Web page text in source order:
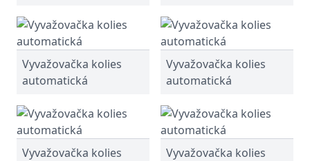
Vyvažovačka kolies
automatická
Vyvažovačka kolies
automatická
Vyvažovačka kolies
Vyvažovačka kolies